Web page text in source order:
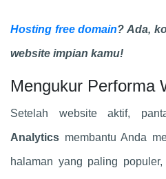
Hosting free domain? Ada,
website impian kamu!
Mengukur Performa
Setelah website aktif,
Analytics membantu Anda
halaman yang paling